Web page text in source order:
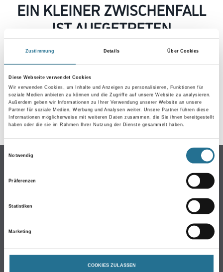
Zustimmung Details Über Cookies
Diese Webseite verwendet Cookies
Wir verwenden Cookies, um Inhalte und Anzeigen zu personalisieren, Funktionen für
soziale Medien anbieten zu können und die Zugriffe auf unsere Website zu analysieren.
Außerdem geben wir Informationen zu Ihrer Verwendung unserer Website an unsere
Partner für soziale Medien, Werbung und Analysen weiter. Unsere Partner führen diese
Informationen möglicherweise mit weiteren Daten zusammen, die Sie ihnen bereitgestellt
haben oder die sie im Rahmen Ihrer Nutzung der Dienste gesammelt haben.
Notwendig
Präferenzen
Statistiken
Marketing
COOKIES ZULASSEN
EIN KLEINER ZWISCHENFALL
IST AUFGETRETEN
Keine Sorge, wir pinseln schon an der Lösung und
werden das Problem so schnell wie möglich beheben.
Erkunden Sie in der Zwischenzeit unseren Online-Shop
und lassen Sie sich inspirieren.
ZURÜCK ZUM ONLINE-SHOP
Online-Shop
Farbe
Trockenbau
Bodenbeläge
Wand- & Deckenbeläge